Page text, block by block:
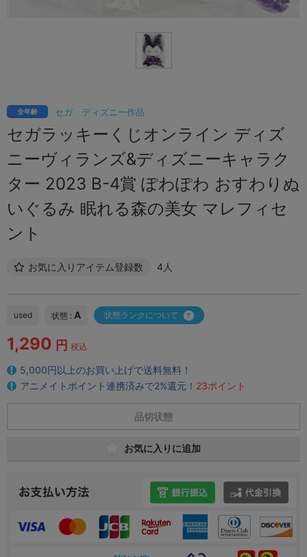
セガ ディズニー作品
全年齢
セガラッキーくじオンライン ディズ
ニーヴィランズ&ディズニーキャラク
ター 2023 B-4賞 ぽわぽわ おすわりぬ
いぐるみ 眠れる森の美女 マレフィセ
ント
お気に入りアイテム登録数 4人
used 状態 : A 状態ランクについて
1,290 円 税込
5,000円以上のお買い上げで送料無料！
アニメイトポイント連携済みで2%還元！ 23ポイント
品切状態
お気に入りに追加